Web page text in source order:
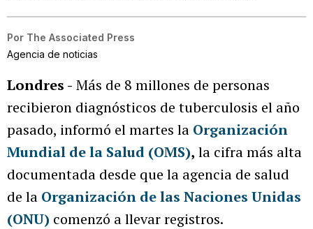
Por The Associated Press
Agencia de noticias
Londres - Más de 8 millones de personas
recibieron diagnósticos de tuberculosis el año
pasado, informó el martes la Organización
Mundial de la Salud (OMS), la cifra más alta
documentada desde que la agencia de salud
de la Organización de las Naciones Unidas
(ONU) comenzó a llevar registros.